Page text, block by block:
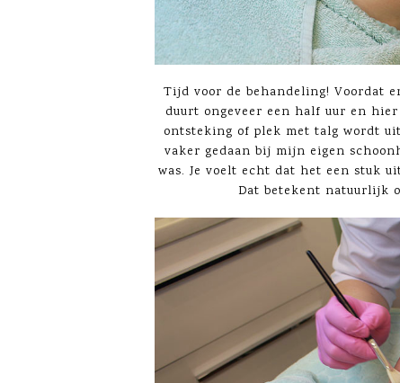
Tijd voor de behandeling! Voordat
duurt ongeveer een half uur en
ontsteking of plek met talg wordt
vaker gedaan bij mijn eigen
was. Je voelt echt dat het een stuk
Dat betekent natuurlijk